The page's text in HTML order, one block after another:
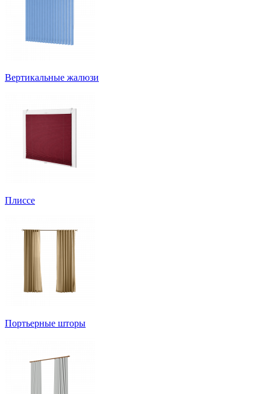
Вертикальные жалюзи
Плиссе
Портьерные шторы